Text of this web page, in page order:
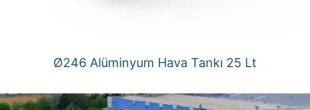
Ø246 Alüminyum Hava Tankı 25 Lt